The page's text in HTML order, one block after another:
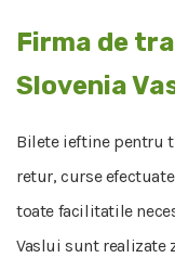
Firma de
Slovenia
Bilete ieftine pentru
retur, curse
toate facilitatile
Vaslui sunt